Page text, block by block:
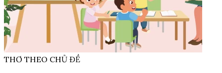
THƠ THEO CHỦ ĐỀ